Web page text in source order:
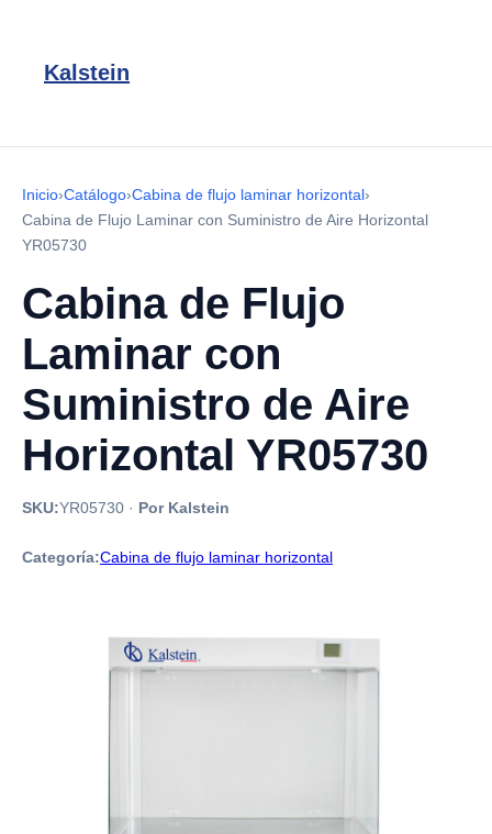
Kalstein
Inicio›Catálogo›Cabina de flujo laminar horizontal›
Cabina de Flujo Laminar con Suministro de Aire Horizontal
YR05730
Cabina de Flujo
Laminar con
Suministro de Aire
Horizontal YR05730
SKU:YR05730 · Por Kalstein
Categoría:Cabina de flujo laminar horizontal